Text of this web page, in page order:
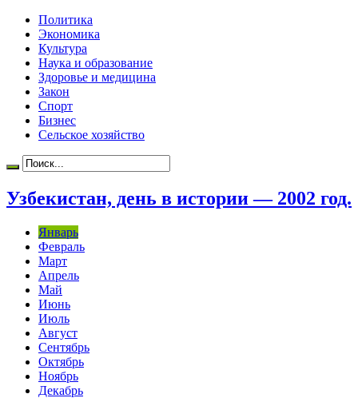
Политика
Экономика
Культура
Наука и образование
Здоровье и медицина
Закон
Спорт
Бизнес
Сельское хозяйство
Узбекистан, день в истории — 2002 год.
Январь
Февраль
Март
Апрель
Май
Июнь
Июль
Август
Сентябрь
Октябрь
Ноябрь
Декабрь